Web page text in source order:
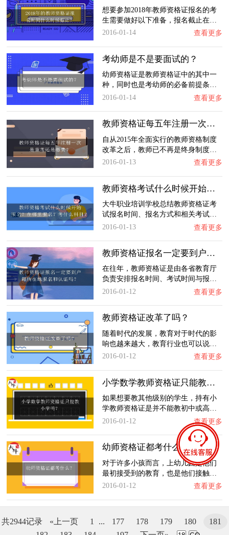
想要参加2018年教师资格证报名的考
生需要做好以下准备，报名截止在…
2016-01-14
查看更多
考幼师是不是要面试的？
幼师资格证是教师资格证中的其中一
种，同时也是考幼师的必备前提条…
2016-01-14
查看更多
教师资格证每五年注册一次是重考还是缴费？
自从2015年全面实行的教师资格制度
改革之后，教师已不再是终身制度…
2016-01-13
查看更多
教师资格考试什么时候开始报名？在哪里报名？…
大牛职业培训学校总结教师资格证考
试报名时间、报名方式和相关考试…
2016-01-13
查看更多
教师资格证报名一定要到户籍所在地报名和认证…
在往年，教师资格证是由各省教育厅
负责安排报名时间、考试时间与报…
2016-01-12
查看更多
教师资格证改革了吗？
随着时代的发展，教育对于时代的影
响也越来越大，教育行业也可以说…
2016-01-12
查看更多
小学数学教师资格证只能教小学吗？
如果想要教其他级别的学生，持有小
学教师资格证是并不能教初中或高…
2016-01-12
查看更多
幼师资格证都考什么？
对于许多小孩而言，上幼儿园是他们
最初接受到的教育，也是他们接触…
2016-01-12
查看更多
共2944记录 «上一页 1 ... 177 178 179 180
181